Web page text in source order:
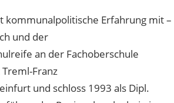
kommunalpolitische Erfahrung mit –
und der
an der Fachoberschule
Franz
und schloss 1993 als Dipl.